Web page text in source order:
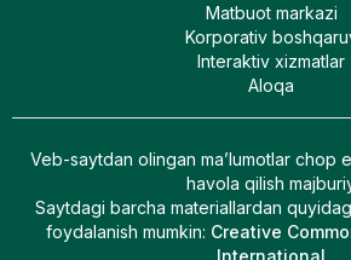
Matbuot markazi
Korporativ
Interaktiv xizmatlar
Aloqa
Veb-saytdan olingan maʼlumotlar chop
havola qilish
Saytdagi barcha materiallardan
foydalanish mumkin: Creative
International